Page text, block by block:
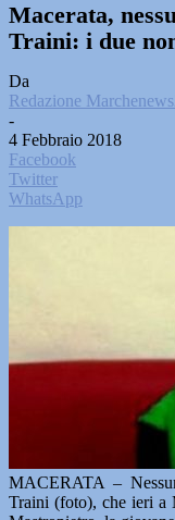
Macerata,
Traini: i due
Da
Redazione
-
4 Febbraio 2018
Facebook
Twitter
WhatsApp
MACERATA –
Traini (foto), che ieri a